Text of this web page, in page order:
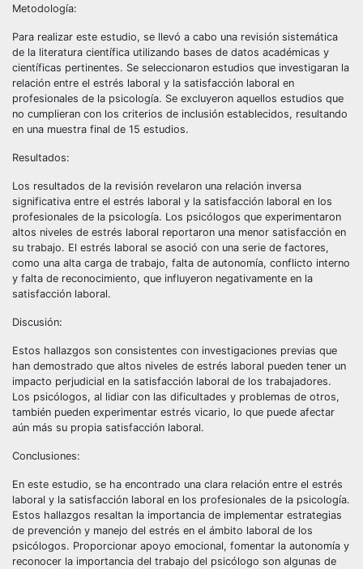
Metodología:
Para realizar este estudio, se llevó a cabo una revisión sistemática
de la literatura científica utilizando bases de datos académicas y
científicas pertinentes. Se seleccionaron estudios que investigaran la
relación entre el estrés laboral y la satisfacción laboral en
profesionales de la psicología. Se excluyeron aquellos estudios que
no cumplieran con los criterios de inclusión establecidos, resultando
en una muestra final de 15 estudios.
Resultados:
Los resultados de la revisión revelaron una relación inversa
significativa entre el estrés laboral y la satisfacción laboral en los
profesionales de la psicología. Los psicólogos que experimentaron
altos niveles de estrés laboral reportaron una menor satisfacción en
su trabajo. El estrés laboral se asoció con una serie de factores,
como una alta carga de trabajo, falta de autonomía, conflicto interno
y falta de reconocimiento, que influyeron negativamente en la
satisfacción laboral.
Discusión:
Estos hallazgos son consistentes con investigaciones previas que
han demostrado que altos niveles de estrés laboral pueden tener un
impacto perjudicial en la satisfacción laboral de los trabajadores.
Los psicólogos, al lidiar con las dificultades y problemas de otros,
también pueden experimentar estrés vicario, lo que puede afectar
aún más su propia satisfacción laboral.
Conclusiones:
En este estudio, se ha encontrado una clara relación entre el estrés
laboral y la satisfacción laboral en los profesionales de la psicología.
Estos hallazgos resaltan la importancia de implementar estrategias
de prevención y manejo del estrés en el ámbito laboral de los
psicólogos. Proporcionar apoyo emocional, fomentar la autonomía y
reconocer la importancia del trabajo del psicólogo son algunas de